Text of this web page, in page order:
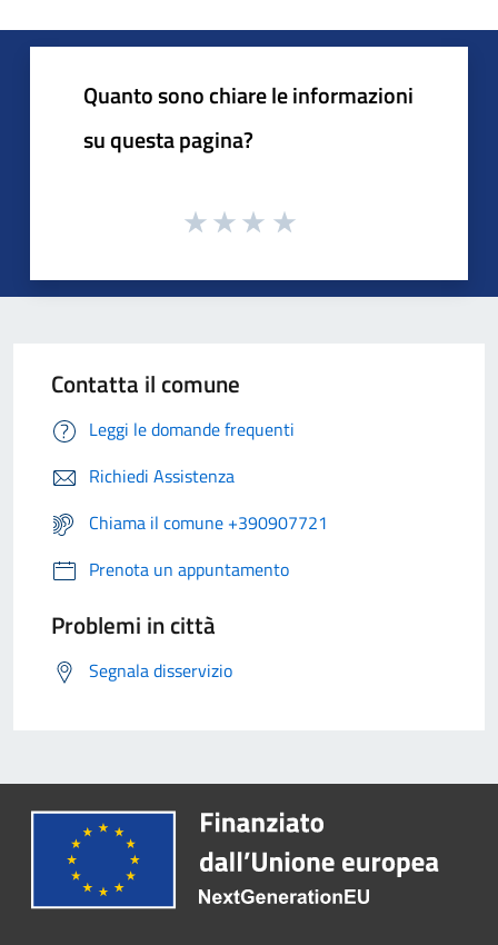
Quanto sono chiare le informazioni
su questa pagina?
Contatta il comune
Leggi le domande frequenti
Richiedi Assistenza
Chiama il comune +390907721
Prenota un appuntamento
Problemi in città
Segnala disservizio